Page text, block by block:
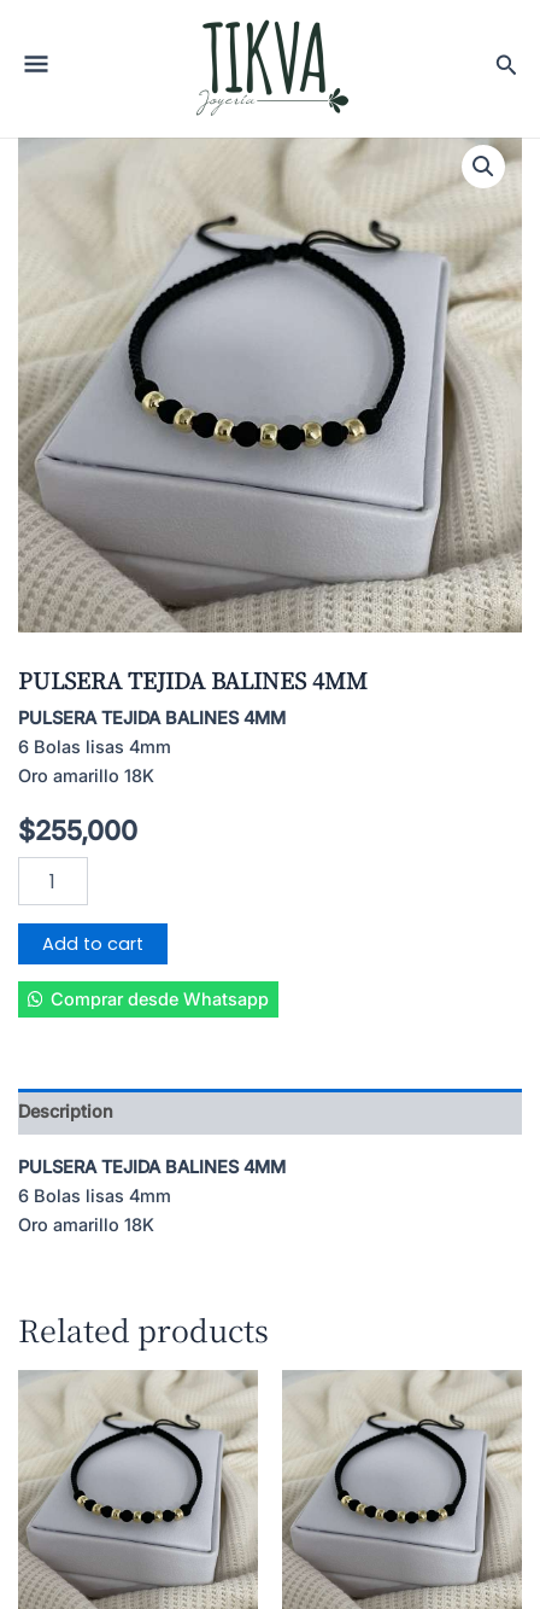
PULSERA TEJIDA BALINES 4MM
PULSERA TEJIDA BALINES 4MM
6 Bolas lisas 4mm
Oro amarillo 18K
$255,000
PULSERA
TEJIDA
4MM
quantity
Add to cart
Comprar desde Whatsapp
Description
PULSERA TEJIDA BALINES 4MM
6 Bolas lisas 4mm
Oro amarillo 18K
Related products